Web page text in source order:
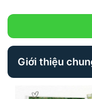
Giới thiệu